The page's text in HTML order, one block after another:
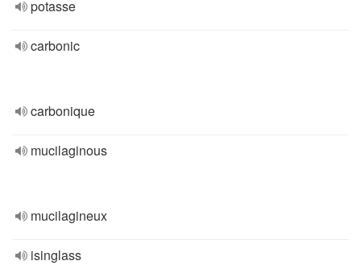
potasse
carbonic
carbonique
mucilaginous
mucilagineux
isinglass